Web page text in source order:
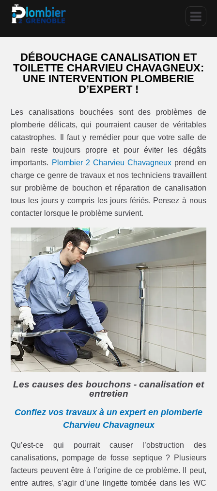
DÉBOUCHAGE CANALISATION ET
TOILETTE CHARVIEU CHAVAGNEUX:
UNE INTERVENTION PLOMBERIE
D’EXPERT !
Les canalisations bouchées sont des problèmes de
plomberie délicats, qui pourraient causer de véritables
catastrophes. Il faut y remédier pour que votre salle de
bain reste toujours propre et pour éviter les dégâts
importants. Plombier 2 Charvieu Chavagneux prend en
charge ce genre de travaux et nos techniciens travaillent
sur problème de bouchon et réparation de canalisation
tous les jours y compris les jours fériés. Pensez à nous
contacter lorsque le problème survient.
Les causes des bouchons - canalisation et
entretien
Confiez vos travaux à un expert en plomberie
Charvieu Chavagneux
Qu’est-ce qui pourrait causer l’obstruction des
canalisations, pompage de fosse septique ? Plusieurs
facteurs peuvent être à l’origine de ce problème. Il peut,
entre autres, s’agir d’une lingette tombée dans les WC